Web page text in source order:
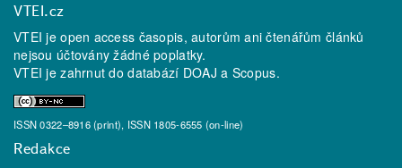
VTEI.cz
VTEI je open access časopis, autorům ani čtenářům článků
nejsou účtovány žádné poplatky.
VTEI je zahrnut do databází DOAJ a Scopus.
ISSN 0322–8916 (print), ISSN 1805-6555 (on-line)
Redakce